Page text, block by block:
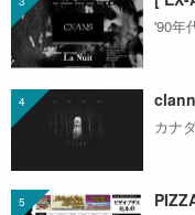
'90年
clann
カナ